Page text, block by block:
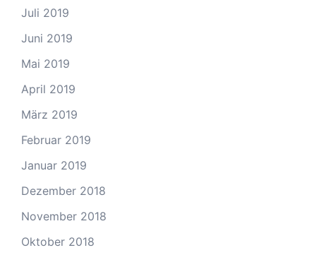
Juli 2019
Juni 2019
Mai 2019
April 2019
März 2019
Februar 2019
Januar 2019
Dezember 2018
November 2018
Oktober 2018